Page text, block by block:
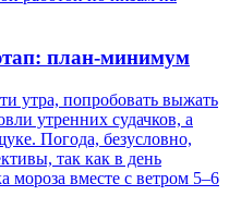
план-минимум
утра, попробовать выжать
утренних судачков, а
Погода, безусловно,
так как в день
мороза вместе с ветром 5–6